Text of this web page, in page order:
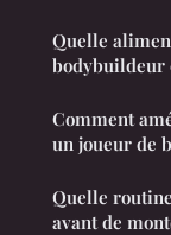
Quelle
bodybuildeur
Comment
un joueur de
Quelle
avant de